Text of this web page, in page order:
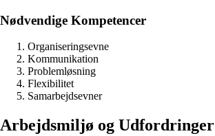
Nødvendige Kompetencer
Organiseringsevne
Kommunikation
Problemløsning
Flexibilitet
Samarbejdsevner
Arbejdsmiljø og Udfordringer